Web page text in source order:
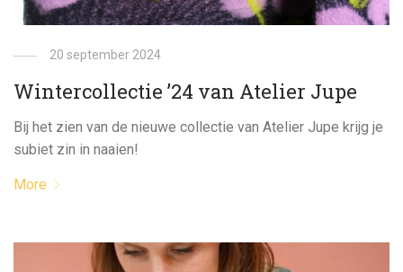
20 september 2024
Wintercollectie ’24 van Atelier Jupe
Bij het zien van de nieuwe collectie van Atelier Jupe krijg je
subiet zin in naaien!
More